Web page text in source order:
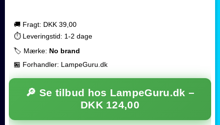
🚚 Fragt: DKK 39,00
⏱️ Leveringstid: 1-2 dage
🏷️ Mærke: No brand
🏪 Forhandler: LampeGuru.dk
🔎 Se tilbud hos LampeGuru.dk –
DKK 124,00